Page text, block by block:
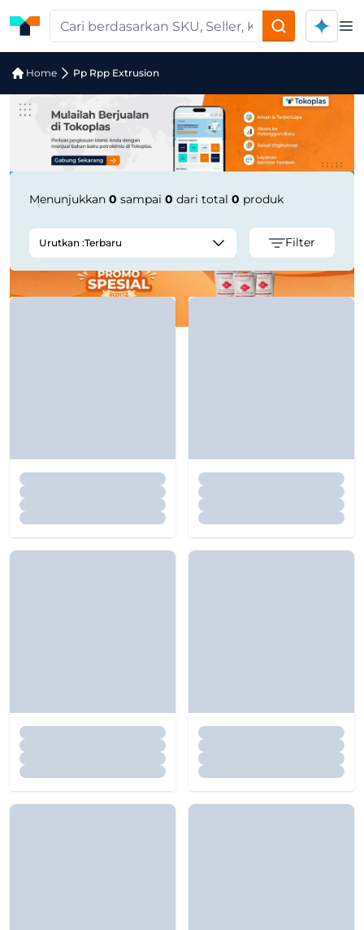
Home Pp Rpp Extrusion
Jual Pp Rpp Extrusion | Supplier
Menunjukkan 0 sampai 0 dari total 0 produk
Urutkan :Terbaru Filter